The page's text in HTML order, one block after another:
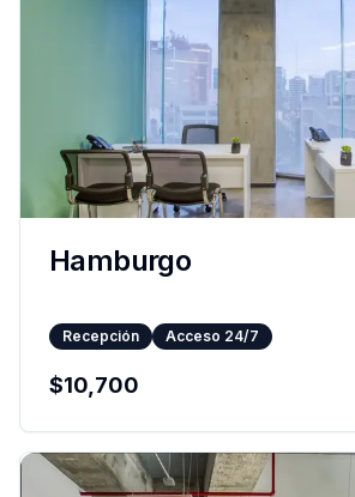
Hamburgo
Recepción Acceso 24/7
$10,700